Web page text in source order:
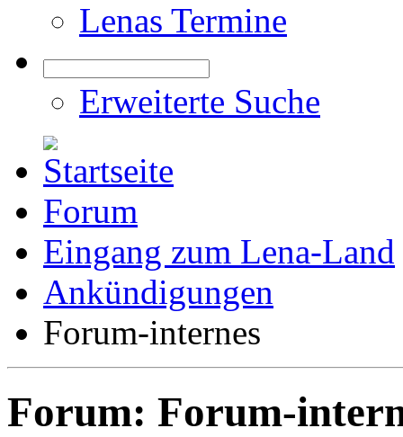
Lenas Termine
Erweiterte Suche
Forum
Eingang zum Lena-Land
Ankündigungen
Forum-internes
Forum: Forum-